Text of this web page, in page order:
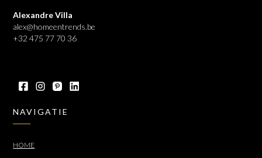
Alexandre Villa
alex@homeentrends.be
+32 475 77 70 36
NAVIGATIE
HOME